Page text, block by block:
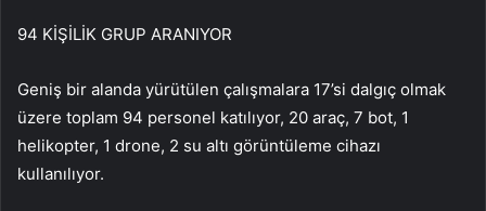
94 KİŞİLİK GRUP ARANIYOR
Geniş bir alanda yürütülen çalışmalara 17’si dalgıç olmak
üzere toplam 94 personel katılıyor, 20 araç, 7 bot, 1
helikopter, 1 drone, 2 su altı görüntüleme cihazı
kullanılıyor.